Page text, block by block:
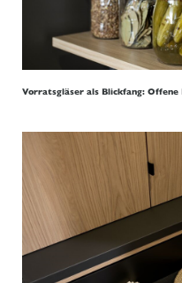
Vorratsgläser als Blickfang: